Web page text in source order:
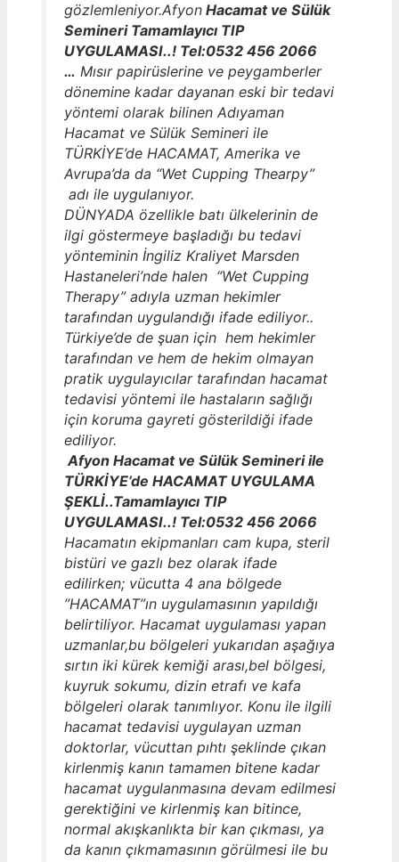
gözlemleniyor.AfyonHacamat ve Sülük
Semineri Tamamlayıcı TIP
UYGULAMASI..! Tel:0532 456 2066
… Mısır papirüslerine ve peygamberler
dönemine kadar dayanan eski bir tedavi
yöntemi olarak bilinen Adıyaman
Hacamat ve Sülük Semineri ile
TÜRKİYE’de HACAMAT, Amerika ve
Avrupa’da da “Wet Cupping Thearpy”
adı ile uygulanıyor.
DÜNYADA özellikle batı ülkelerinin de
ilgi göstermeye başladığı bu tedavi
yönteminin İngiliz Kraliyet Marsden
Hastaneleri’nde halen “Wet Cupping
Therapy” adıyla uzman hekimler
tarafından uygulandığı ifade ediliyor..
Türkiye’de de şuan için hem hekimler
tarafından ve hem de hekim olmayan
pratik uygulayıcılar tarafından hacamat
tedavisi yöntemi ile hastaların sağlığı
için koruma gayreti gösterildiği ifade
ediliyor.
Afyon Hacamat ve Sülük Semineri ile
TÜRKİYE’de HACAMAT UYGULAMA
ŞEKLİ..Tamamlayıcı TIP
UYGULAMASI..! Tel:0532 456 2066
Hacamatın ekipmanları cam kupa, steril
bistüri ve gazlı bez olarak ifade
edilirken; vücutta 4 ana bölgede
”HACAMAT”ın uygulamasının yapıldığı
belirtiliyor. Hacamat uygulaması yapan
uzmanlar,bu bölgeleri yukarıdan aşağıya
sırtın iki kürek kemiği arası,bel bölgesi,
kuyruk sokumu, dizin etrafı ve kafa
bölgeleri olarak tanımlıyor. Konu ile ilgili
hacamat tedavisi uygulayan uzman
doktorlar, vücuttan pıhtı şeklinde çıkan
kirlenmiş kanın tamamen bitene kadar
hacamat uygulanmasına devam edilmesi
gerektiğini ve kirlenmiş kan bitince,
normal akışkanlıkta bir kan çıkması, ya
da kanın çıkmamasının görülmesi ile bu